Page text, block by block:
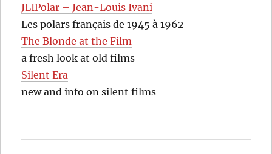
JLIPolar – Jean-Louis Ivani
Les polars français de 1945 à 1962
The Blonde at the Film
a fresh look at old films
Silent Era
new and info on silent films